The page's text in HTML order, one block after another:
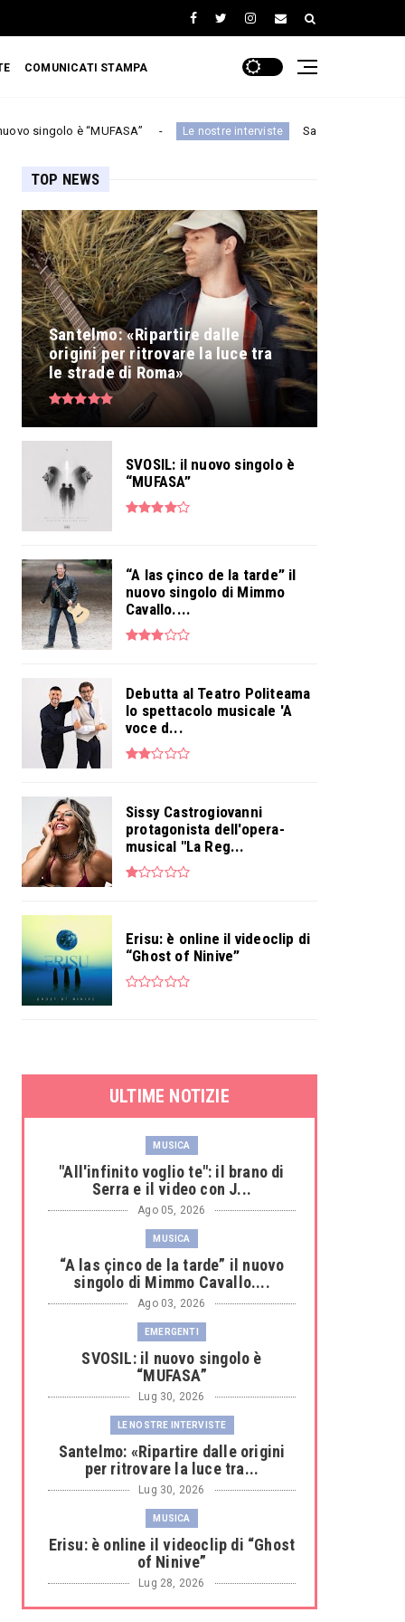
COMUNICATI STAMPA
Le nostre interviste Santelmo: «Ripartire dalle origini
TOP NEWS
Santelmo: «Ripartire dalle
origini per ritrovare la luce tra
le strade di Roma»
SVOSIL: il nuovo singolo è
“MUFASA”
“A las çinco de la tarde” il
nuovo singolo di Mimmo
Cavallo....
Debutta al Teatro Politeama
lo spettacolo musicale 'A
voce d...
Sissy Castrogiovanni
protagonista dell'opera-
musical "La Reg...
Erisu: è online il videoclip di
“Ghost of Ninive”
ULTIME NOTIZIE
MUSICA
"All'infinito voglio te": il brano di
Serra e il video con J...
Ago 05, 2026
MUSICA
“A las çinco de la tarde” il nuovo
singolo di Mimmo Cavallo....
Ago 03, 2026
EMERGENTI
SVOSIL: il nuovo singolo è
“MUFASA”
Lug 30, 2026
LE NOSTRE INTERVISTE
Santelmo: «Ripartire dalle origini
per ritrovare la luce tra...
Lug 30, 2026
MUSICA
Erisu: è online il videoclip di “Ghost
of Ninive”
Lug 28, 2026
MUSICA